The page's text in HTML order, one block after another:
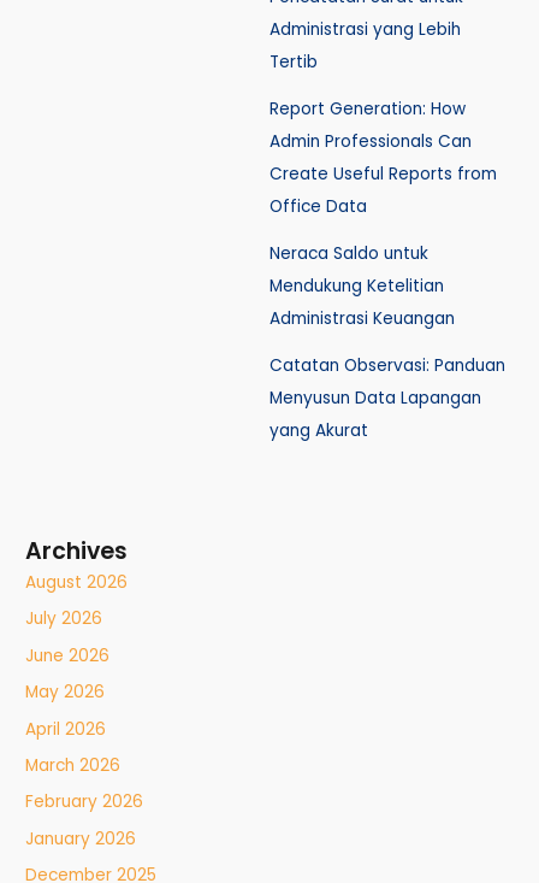
Administrasi yang Lebih
Tertib
Report Generation: How
Admin Professionals Can
Create Useful Reports from
Office Data
Neraca Saldo untuk
Mendukung Ketelitian
Administrasi Keuangan
Catatan Observasi: Panduan
Menyusun Data Lapangan
yang Akurat
Archives
August 2026
July 2026
June 2026
May 2026
April 2026
March 2026
February 2026
January 2026
December 2025